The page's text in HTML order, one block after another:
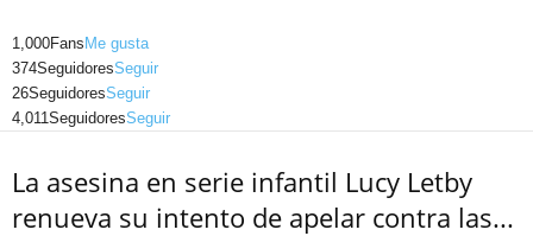
1,000Fans Me gusta
374SeguidoresSeguir
26SeguidoresSeguir
4,011SeguidoresSeguir
La asesina en serie infantil Lucy Letby
renueva su intento de apelar contra las...